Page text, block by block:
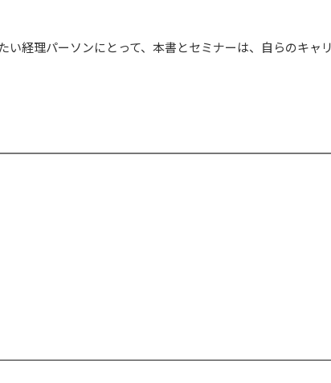
経理パーソンにとって、本書とセミナーは、自らのキャ